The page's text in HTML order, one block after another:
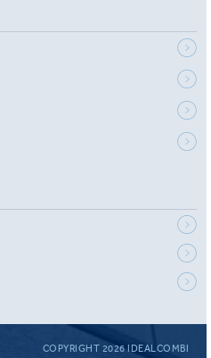
COPYRIGHT 2026 IDEALCOMBI